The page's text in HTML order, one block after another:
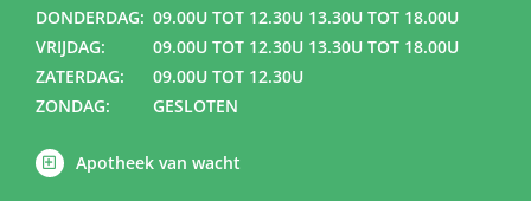
DONDERDAG: 09.00U TOT 12.30U 13.30U TOT 18.00U
VRIJDAG:
09.00U TOT 12.30U 13.30U TOT 18.00U
ZATERDAG:
09.00U TOT 12.30U
ZONDAG:
GESLOTEN
Apotheek van wacht